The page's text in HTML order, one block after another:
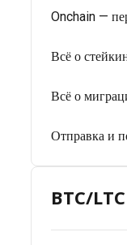
Onchain —
Всё о
Всё о
Отправка и
BTC/LTC